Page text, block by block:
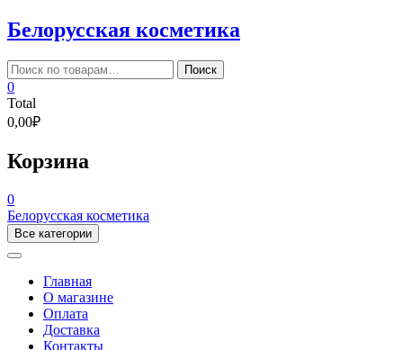
Skip
to
content
Белорусская косметика
Искать: Поиск
0
Total
0,00₽
Корзина
0
Белорусская косметика
Все категории
Главная
О магазине
Оплата
Доставка
Контакты